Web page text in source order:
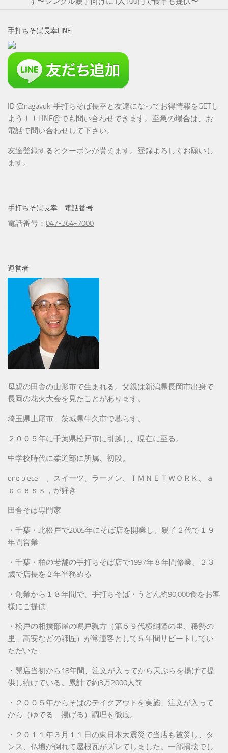
手打ちそば長幸LINE
ID @nagayuki 手打ちそば長幸と友達になってお得情報をGETし
よう！！LINE@でも問い合わせできます。至急の場合は、お
電話で問い合わせして下さい。
友達登録するとクーポンが貰えます。登録よろしくお願いし
ます。
手打ちそば長幸 電話番号
電話番号： 047-364-7000
運営者
母親の田舎の山形市で生まれる。父親は新潟県長岡市出身で
長岡の花火大会を見たことがあります。
埼玉県上尾市、茨城県牛久市で暮らす。
２００５年に千葉県松戸市に引越し、現在に至る。
中学校時代に柔道部に所属、初段。
one piece 、スイーツ、ラーメン、ＴＭＮＥＴＷＯＲＫ、ａ
ｃｃｅｓｓ，が好き
田舎そば専門家
・千葉・北松戸で2005年にそば店を開業し、親子２代で１９
年間営業
・千葉・柏の老舗の手打ちそば店で1997年８年間修業。２３
歳で店長を２年半務める
・創業から１８年間で、手打ちそば・うどん約90,000食をお客
様にご提供
・松戸の相撲部屋の鳴戸親方（第５９代横綱隆の里、稀勢の
里、高安などの師匠）が常連客として５年間リピートしてい
ただいた
・開店当初から18年間、注文が入ってから天ぷらを揚げて提
供し続けている。累計で約3万2000人前
・２００５年からそばのテイクアウトを実施、注文が入って
から（ゆでる、揚げる）調理を徹底。
・２０１１年３月１１日の東日本大震災で当店も被災し、タ
ンス、仏壇が倒れて屋根瓦がズレてしました。一部損壊でし